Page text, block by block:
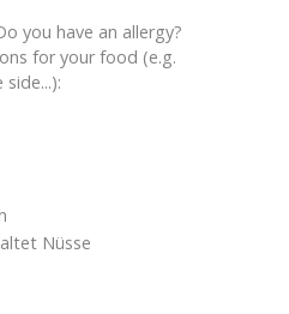
you have an allergy?
for your food (e.g.
Nüsse